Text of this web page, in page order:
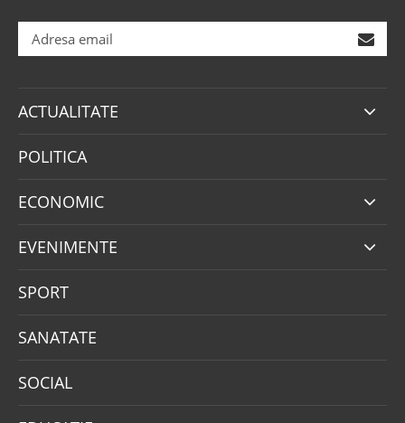
ACTUALITATE
POLITICA
ECONOMIC
EVENIMENTE
SPORT
SANATATE
SOCIAL